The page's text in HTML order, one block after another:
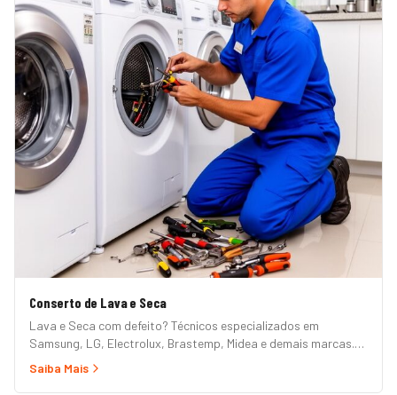
Conserto de Lava e Seca
Lava e Seca com defeito? Técnicos especializados em
Samsung, LG, Electrolux, Brastemp, Midea e demais marcas.
Erros de painel, não centrifuga, não seca, vazamento e mais.
Saiba Mais